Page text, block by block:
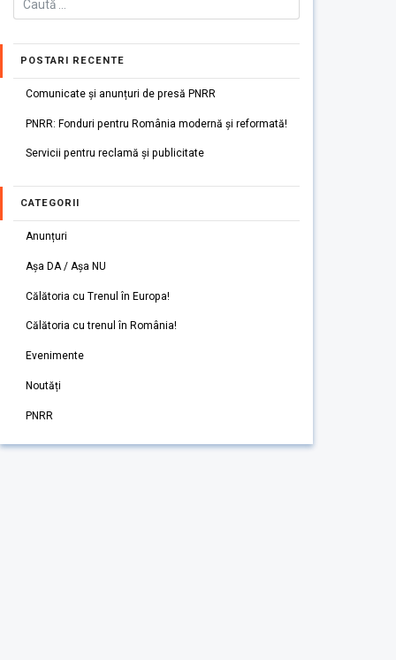
POSTARI RECENTE
Comunicate și anunțuri de presă PNRR
PNRR: Fonduri pentru România modernă și reformată!
Servicii pentru reclamă și publicitate
CATEGORII
Anunțuri
Așa DA / Așa NU
Călătoria cu Trenul în Europa!
Călătoria cu trenul în România!
Evenimente
Noutăți
PNRR